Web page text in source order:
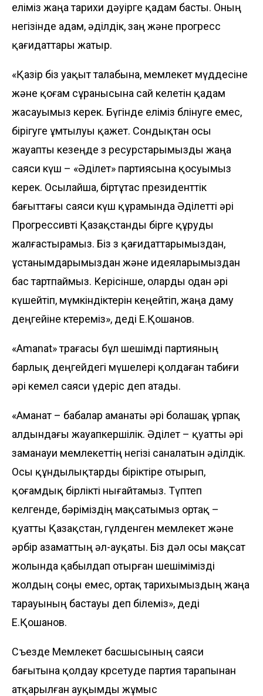
еліміз жаңа тарихи дәуірге қадам басты. Оның
негізінде адам, әділдік, заң және прогресс
қағидаттары жатыр.
«Қазір біз уақыт талабына, мемлекет мүддесіне
және қоғам сұранысына сай келетін қадам
жасауымыз керек. Бүгінде еліміз бөлінуге емес,
бірігуге ұмтылуы қажет. Сондықтан осы
жауапты кезеңде өз ресурстарымызды жаңа
саяси күш – «Әділет» партиясына қосуымыз
керек. Осылайша, біртұтас президенттік
бағыттағы саяси күш құрамында Әділетті әрі
Прогрессивті Қазақстанды бірге құруды
жалғастырамыз. Біз өз қағидат­тарымыздан,
ұстанымдары­мыздан және идеяларымыздан
бас тартпаймыз. Керісінше, оларды одан әрі
күшейтіп, мүмкіндіктерін кеңейтіп, жаңа даму
деңгейіне көтереміз», деді Е.Қошанов.
«Amanat» төрағасы бұл шешімді партияның
барлық деңгейдегі мүшелері қолдаған табиғи
әрі кемел саяси үдеріс деп атады.
«Аманат – бабалар аманаты әрі болашақ ұрпақ
алдындағы жауапкер­шілік. Әділет – қуатты әрі
заманауи мемлекеттің негізі саналатын әділдік.
Осы құндылықтарды біріктіре отырып,
қоғамдық бірлікті нығайтамыз. Түптеп
келгенде, бәріміздің мақсатымыз ортақ –
қуатты Қазақстан, гүлденген мемлекет және
әрбір азаматтың әл-ауқаты. Біз дәл осы мақсат
жолында қа­был­дап отырған шешімімізді
жолдың соңы емес, ортақ тарихымыздың жаңа
та­рауы­ның бастауы деп білеміз», деді
Е.Қошанов.
Съезде Мемлекет басшысының саяси
бағытына қолдау көрсетуде партия тарапынан
атқарылған ауқымды жұмыс